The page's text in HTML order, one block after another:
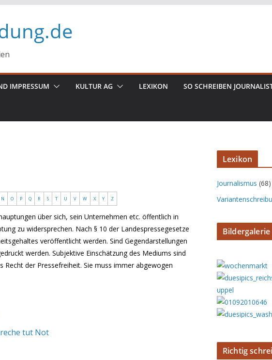
IMPRESSUM KULTUR AG LEXIKON SO SCHREIBEN
N O P Q R S T U V W X Y Z
über sich, sein Unternehmen etc. öffentlich in
zu widersprechen. Nach § 10 der Landespressegesetze
veröffentlicht werden. Sind Gegendarstellungen
werden. Subjektive Einschätzung des Mediums sind
Recht der Pressefreiheit. Sie muss immer abgewogen
tut Not
Lexikon
Journalismus (68)
Bildergalerie
Richtig